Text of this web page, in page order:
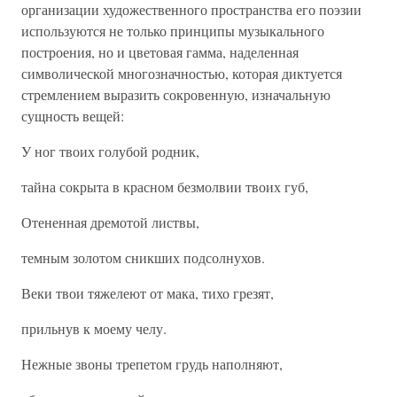
организации художественного пространства его поэзии
используются не только принципы музыкального
построения, но и цветовая гамма, наделенная
символической многозначностью, которая диктуется
стремлением выразить сокровенную, изначальную
сущность вещей:
У ног твоих голубой родник,
тайна сокрыта в красном безмолвии твоих губ,
Отененная дремотой листвы,
темным золотом сникших подсолнухов.
Веки твои тяжелеют от мака, тихо грезят,
прильнув к моему челу.
Нежные звоны трепетом грудь наполняют,